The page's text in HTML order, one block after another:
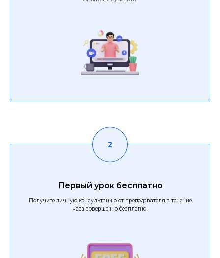
Первый урок бесплатно
Получите личную консультацию от преподавателя в течение
часа совершенно бесплатно.